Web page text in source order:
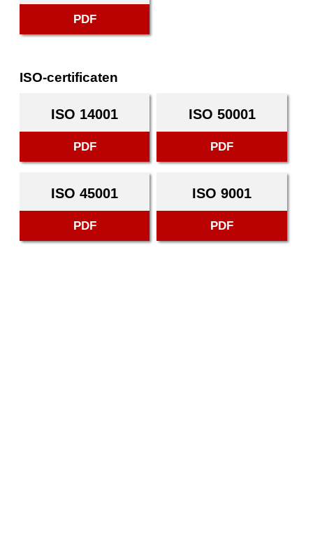
PDF
ISO-certificaten
ISO 14001
PDF
ISO 50001
PDF
ISO 45001
PDF
ISO 9001
PDF